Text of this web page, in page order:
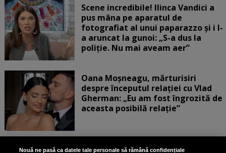
Scene incredibile! Ilinca Vandici a
pus mâna pe aparatul de
fotografiat al unui paparazzo și i l-
a aruncat la gunoi: „S-a dus la
poliție. Nu mai aveam aer”
Oana Moșneagu, mărturisiri
despre începutul relației cu Vlad
Gherman: „Eu am fost îngrozită de
aceasta posibilă relație”
Unde locuiesc Alberto Guță și
Nouă ne pasă ca datele tale personale să rămână confidențiale